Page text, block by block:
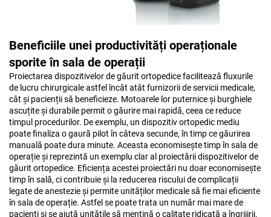
Beneficiile unei productivități operaționale
sporite în sala de operații
Proiectarea dispozitivelor de găurit ortopedice facilitează fluxurile
de lucru chirurgicale astfel încât atât furnizorii de servicii medicale,
cât și pacienții să beneficieze. Motoarele lor puternice și burghiele
ascuțite și durabile permit o găurire mai rapidă, ceea ce reduce
timpul procedurilor. De exemplu, un dispozitiv ortopedic mediu
poate finaliza o gaură pilot în câteva secunde, în timp ce găurirea
manuală poate dura minute. Aceasta economisește timp în sala de
operație și reprezintă un exemplu clar al proiectării dispozitivelor de
găurit ortopedice. Eficiența acestei proiectări nu doar economisește
timp în sală, ci contribuie și la reducerea riscului de complicații
legate de anestezie și permite unităților medicale să fie mai eficiente
în sala de operație. Astfel se poate trata un număr mai mare de
pacienți și se ajută unitățile să mențină o calitate ridicată a îngrijirii.